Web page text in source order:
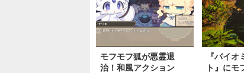
モフモフ狐が悪霊退
治！和風アクション
『バイオ
ト』にモ